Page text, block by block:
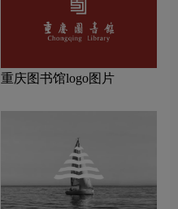
重庆图书馆logo图片